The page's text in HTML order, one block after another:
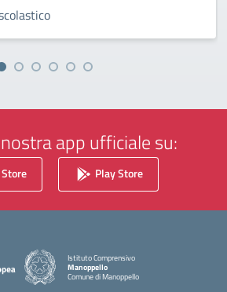
app ufficiale su:
Play Store
Istituto Comprensivo
Manoppello
Comune di Manoppello
— Visita la pagina iniziale della scuola